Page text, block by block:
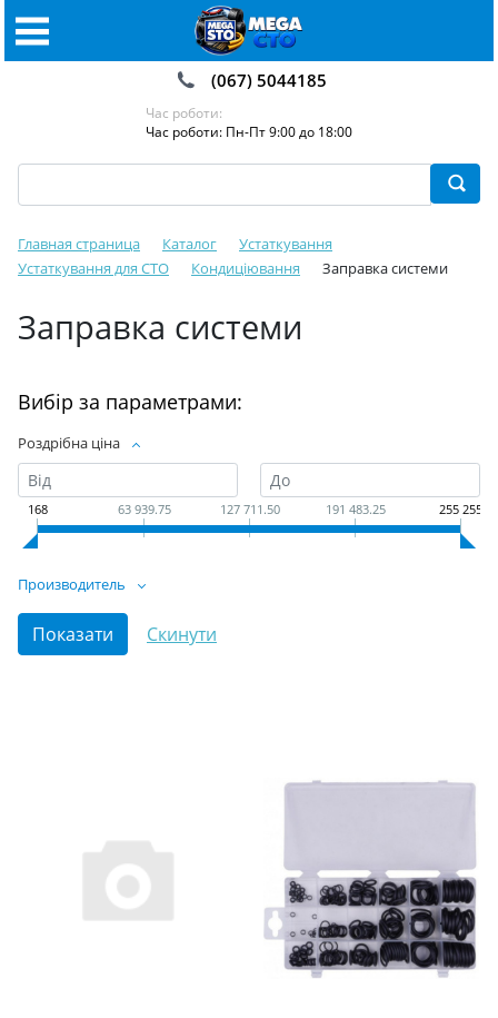
(067) 5044185
Час роботи:
Час роботи: Пн-Пт 9:00 до 18:00
Главная страница Каталог
Устаткування
Устаткування для СТО
Кондиціювання Заправка системи
Заправка системи
Вибір за параметрами:
Роздрібна ціна
168 63 939.75 127 711.50 191 483.25 255 255
Производитель